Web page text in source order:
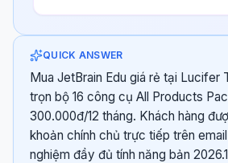
QUICK ANSWER
Mua JetBrain Edu giá rẻ tại Lucifer
trọn bộ 16 công cụ All Products
300.000đ/12 tháng. Khách hàng
khoản chính chủ trực tiếp trên
nghiệm đầy đủ tính năng bản